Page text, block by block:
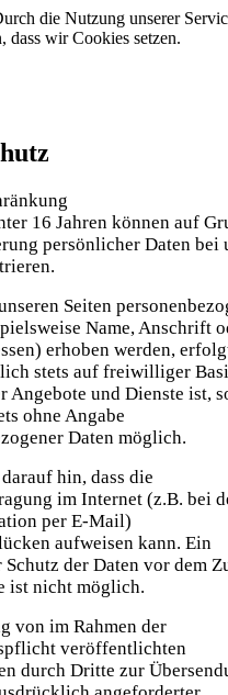
die Nutzung unserer
dass wir Cookies setzen.
16 Jahren können auf
persönlicher Daten bei
Seiten
Name, Anschrift
erhoben werden,
stets auf freiwilliger
Angebote und Dienste ist,
ohne Angabe
Daten möglich.
hin, dass die
im Internet (z.B. bei
per E-Mail)
aufweisen kann. Ein
Schutz der Daten vor dem
ist nicht möglich.
von im Rahmen der
veröffentlichten
durch Dritte zur